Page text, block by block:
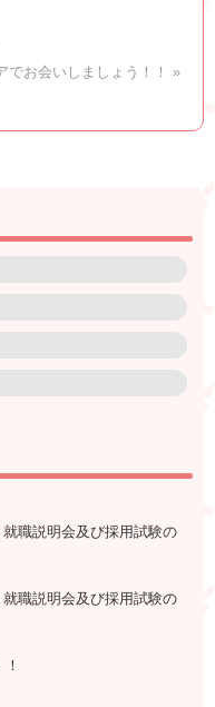
でお会いしましょう！！ »
職説明会及び採用試験の
職説明会及び採用試験の